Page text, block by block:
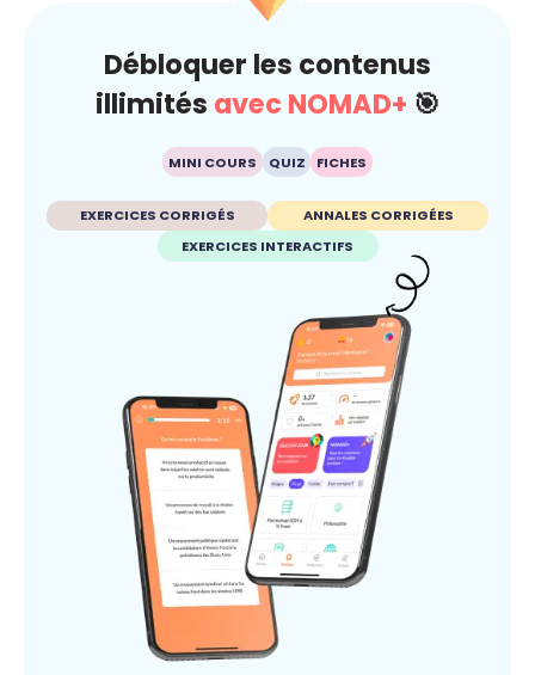
Débloquer les contenus
illimités avec NOMAD+ 🎯
MINI COURS QUIZ FICHES
EXERCICES CORRIGÉS
ANNALES CORRIGÉES
EXERCICES INTERACTIFS